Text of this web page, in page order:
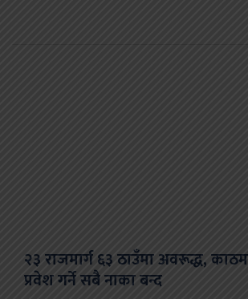
२३ राजमार्ग ६३ ठाउँमा अवरूद्ध,
प्रवेश गर्ने सबै नाका बन्द